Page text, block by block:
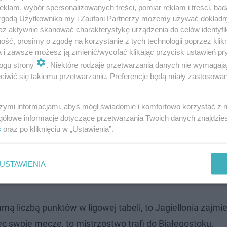
Jagielloni
to białostoczanie mogą poszczycić się
liczbą punktów w ligowej tabeli, to Jagiellonia
swoje mecze, to mistrzostwo trafi do Białegostoku.
wybór spersonalizowanych treści, pomiar reklam i treści,
Użytkownika my i Zaufani Partnerzy możemy używać
aktywnie skanować charakterystykę urządzenia do celów
prosimy o zgodę na korzystanie z tych technologii poprzez
i zawsze możesz ją zmienić/wycofać klikając przycisk ustawień
strony
. Niektóre rodzaje przetwarzania danych nie
się takiemu przetwarzaniu. Preferencje będą miały
informacjami, abyś mógł świadomie i komfortowo korzystać z
informacje dotyczące przetwarzania Twoich danych
oraz po kliknięciu w „Ustawienia”.
USTAWIENIA